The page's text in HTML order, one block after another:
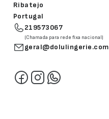
Ribatejo
Portugal
219573067
(Chamada para rede fixa nacional)
geral@dolulingerie.com